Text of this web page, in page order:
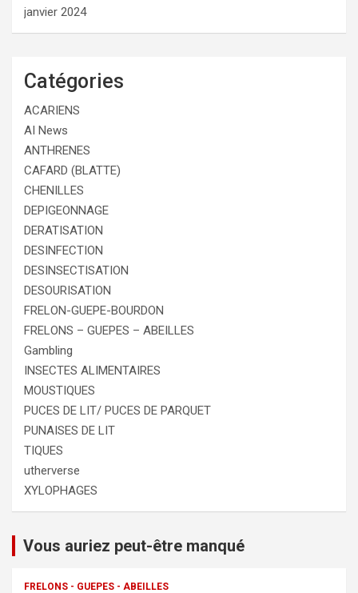
janvier 2024
Catégories
ACARIENS
AI News
ANTHRENES
CAFARD (BLATTE)
CHENILLES
DEPIGEONNAGE
DERATISATION
DESINFECTION
DESINSECTISATION
DESOURISATION
FRELON-GUEPE-BOURDON
FRELONS – GUEPES – ABEILLES
Gambling
INSECTES ALIMENTAIRES
MOUSTIQUES
PUCES DE LIT/ PUCES DE PARQUET
PUNAISES DE LIT
TIQUES
utherverse
XYLOPHAGES
Vous auriez peut-être manqué
FRELONS - GUEPES - ABEILLES